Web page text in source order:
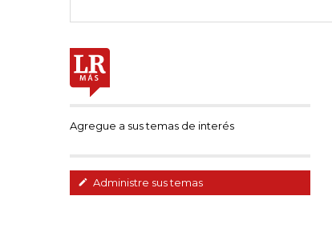
Agregue a sus temas de interés
Administre sus temas